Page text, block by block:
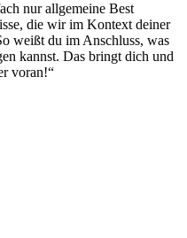
nur allgemeine Best
die wir im Kontext deiner
weißt du im Anschluss, was
kannst. Das bringt dich und
voran!“